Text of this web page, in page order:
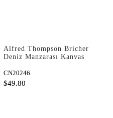
Alfred Thompson Bricher
Deniz Manzarası Kanvas
CN20246
$49.80